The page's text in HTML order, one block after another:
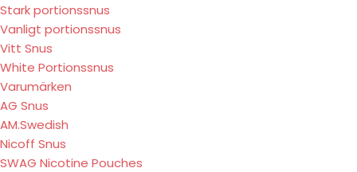
Stark portionssnus
Vanligt portionssnus
Vitt Snus
White Portionssnus
Varumärken
AG Snus
AM.Swedish
Nicoff Snus
SWAG Nicotine Pouches